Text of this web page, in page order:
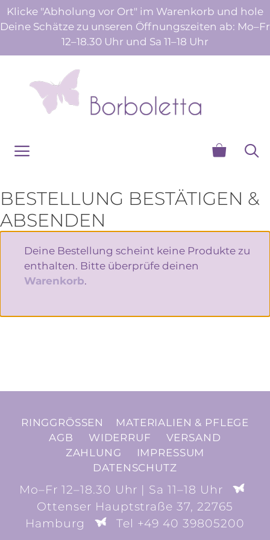
Klicke "Abholung vor Ort" im Warenkorb und hole
Deine Schätze zu unseren Öffnungszeiten ab: Mo–Fr
12–18.30 Uhr und Sa 11–18 Uhr
Zum
Inhalt
Menü
BESTELLUNG BESTÄTIGEN &
ABSENDEN
Deine Bestellung scheint keine Produkte zu
enthalten. Bitte überprüfe deinen
Warenkorb.
RINGGRÖSSEN
MATERIALIEN & PFLEGE
AGB
WIDERRUF
VERSAND
ZAHLUNG
IMPRESSUM
DATENSCHUTZ
Mo–Fr 12–18.30 Uhr | Sa 11–18 Uhr
Ottenser Hauptstraße 37, 22765
Hamburg
Tel +49 40 39805200